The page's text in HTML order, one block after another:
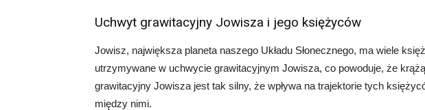
Uchwyt grawitacyjny Jowisza i jego księżyców
Jowisz, największa planeta naszego Układu Słonecznego, ma wiele
utrzymywane w uchwycie grawitacyjnym Jowisza, co powoduje, że
grawitacyjny Jowisza jest tak silny, że wpływa na trajektorie tych
między nimi.